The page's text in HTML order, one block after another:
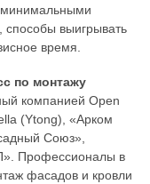
минимальными
выигрывать
время.
по монтажу
компанией Open
(Ytong), «Арком
Союз»,
Профессионалы в
фасадов и кровли